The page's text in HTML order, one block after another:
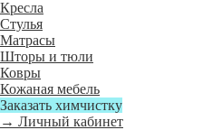
Кресла
Стулья
Матрасы
Шторы и тюли
Ковры
Кожаная мебель
Заказать химчистку
→ Личный кабинет